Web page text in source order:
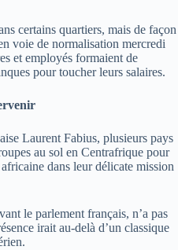
certains quartiers, mais de façon
voie de normalisation mercredi
et employés formaient de
pour toucher leurs salaires.
Laurent Fabius, plusieurs pays
au sol en Centrafrique pour
dans leur délicate mission
le parlement français, n’a pas
irait au-delà d’un classique